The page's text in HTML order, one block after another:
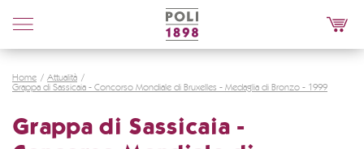
Poli
Distillerie
Home
Attualità
Grappa di Sassicaia - Concorso Mondiale di Bruxelles - Medaglia di Bronzo - 1999
Grappa di Sassicaia -